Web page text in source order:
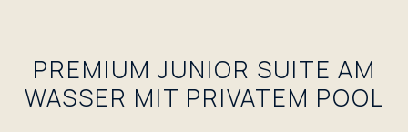
PREMIUM JUNIOR SUITE AM
WASSER MIT PRIVATEM POOL